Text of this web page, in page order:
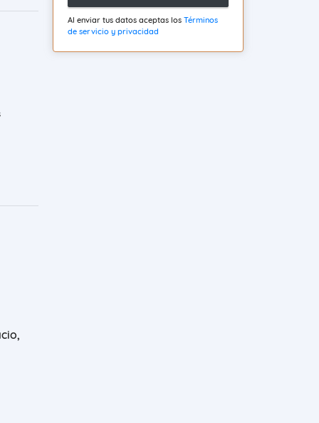
Al enviar tus datos aceptas los Términos
de servicio y privacidad